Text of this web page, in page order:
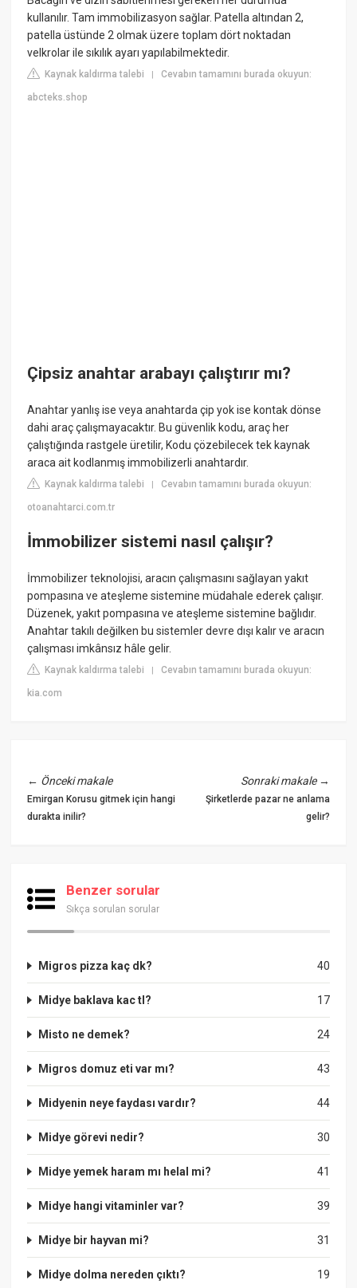
kullanılır. Tam immobilizasyon sağlar. Patella altından 2,
patella üstünde 2 olmak üzere toplam dört noktadan
velkrolar ile sıkılık ayarı yapılabilmektedir.
Kaynak kaldırma talebi |Cevabın tamamını burada okuyun:
abcteks.shop
Çipsiz anahtar arabayı çalıştırır mı?
Anahtar yanlış ise veya anahtarda çip yok ise kontak dönse
dahi araç çalışmayacaktır. Bu güvenlik kodu, araç her
çalıştığında rastgele üretilir, Kodu çözebilecek tek kaynak
araca ait kodlanmış immobilizerli anahtardır.
Kaynak kaldırma talebi |Cevabın tamamını burada okuyun:
otoanahtarci.com.tr
İmmobilizer sistemi nasıl çalışır?
İmmobilizer teknolojisi, aracın çalışmasını sağlayan yakıt
pompasına ve ateşleme sistemine müdahale ederek çalışır.
Düzenek, yakıt pompasına ve ateşleme sistemine bağlıdır.
Anahtar takılı değilken bu sistemler devre dışı kalır ve aracın
çalışması imkânsız hâle gelir.
Kaynak kaldırma talebi |Cevabın tamamını burada okuyun:
kia.com
← Önceki makale
Emirgan Korusu gitmek için hangi
durakta inilir?
Sonraki makale→
Şirketlerde pazar ne anlama
gelir?
Benzer sorular
Sıkça sorulan sorular
40
Migros pizza kaç dk?
17
Midye baklava kac tl?
24
Misto ne demek?
43
Migros domuz eti var mı?
44
Midyenin neye faydası vardır?
30
Midye görevi nedir?
41
Midye yemek haram mı helal mi?
39
Midye hangi vitaminler var?
31
Midye bir hayvan mi?
19
Midye dolma nereden çıktı?